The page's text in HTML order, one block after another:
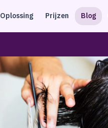
Oplossing Prijzen Blog